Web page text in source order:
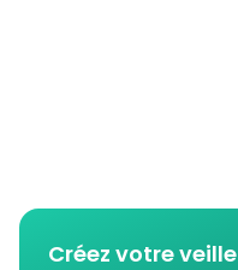
Créez votre veille